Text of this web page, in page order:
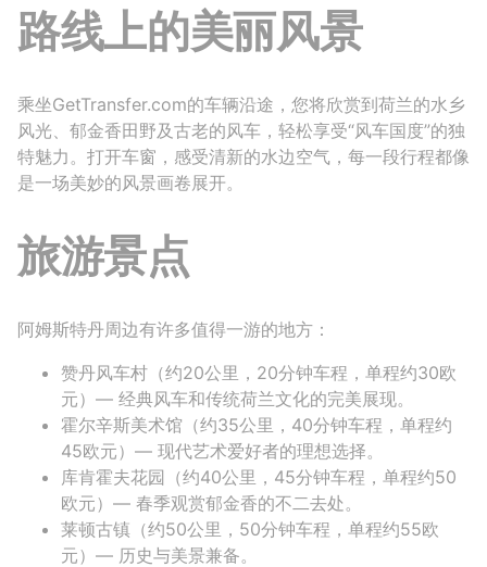
路线上的美丽风景
乘坐GetTransfer.com的车辆沿途，您将欣赏到荷兰的水乡
风光、郁金香田野及古老的风车，轻松享受“风车国度”的独
特魅力。打开车窗，感受清新的水边空气，每一段行程都像
是一场美妙的风景画卷展开。
旅游景点
阿姆斯特丹周边有许多值得一游的地方：
赞丹风车村（约20公里，20分钟车程，单程约30欧
元）— 经典风车和传统荷兰文化的完美展现。
霍尔辛斯美术馆（约35公里，40分钟车程，单程约
45欧元）— 现代艺术爱好者的理想选择。
库肯霍夫花园（约40公里，45分钟车程，单程约50
欧元）— 春季观赏郁金香的不二去处。
莱顿古镇（约50公里，50分钟车程，单程约55欧
元）— 历史与美景兼备。